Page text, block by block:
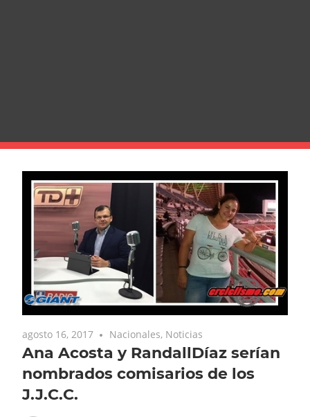
agosto 16, 2017 Nacionales, Noticias
Ana Acosta y RandallDíaz serían
nombrados comisarios de los
J.J.C.C.